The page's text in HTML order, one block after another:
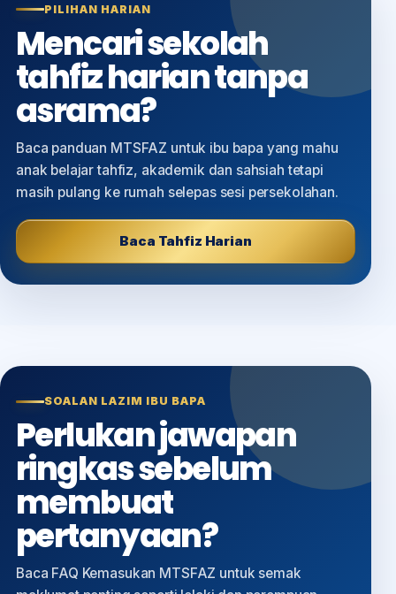
PILIHAN HARIAN
Mencari sekolah
tahfiz harian tanpa
asrama?
Baca panduan MTSFAZ untuk ibu bapa yang mahu
anak belajar tahfiz, akademik dan sahsiah tetapi
masih pulang ke rumah selepas sesi persekolahan.
Baca Tahfiz Harian
SOALAN LAZIM IBU BAPA
Perlukan jawapan
ringkas sebelum
membuat
pertanyaan?
Baca FAQ Kemasukan MTSFAZ untuk semak